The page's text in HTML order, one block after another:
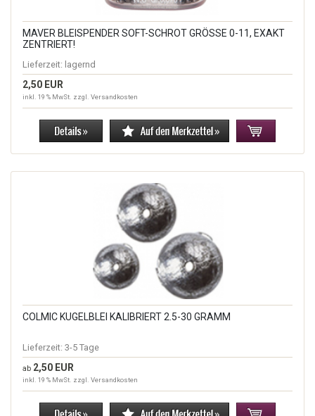
MAVER BLEISPENDER SOFT-SCHROT GRÖSSE 0-11, EXAKT Z
ENTRIERT!
Lieferzeit: lagernd
2,50 EUR
inkl. 19 % MwSt. zzgl. Versandkosten
COLMIC KUGELBLEI KALIBRIERT 2.5-30 GRAMM
Lieferzeit: 3-5 Tage
ab 2,50 EUR
inkl. 19 % MwSt. zzgl. Versandkosten